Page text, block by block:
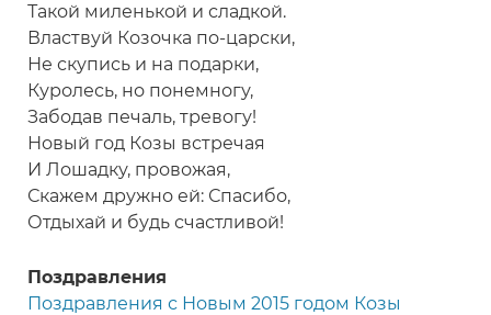
Такой миленькой и сладкой.
Властвуй Козочка по-царски,
Не скупись и на подарки,
Куролесь, но понемногу,
Забодав печаль, тревогу!
Новый год Козы встречая
И Лошадку, провожая,
Скажем дружно ей: Спасибо,
Отдыхай и будь счастливой!
Поздравления
Поздравления с Новым 2015 годом Козы